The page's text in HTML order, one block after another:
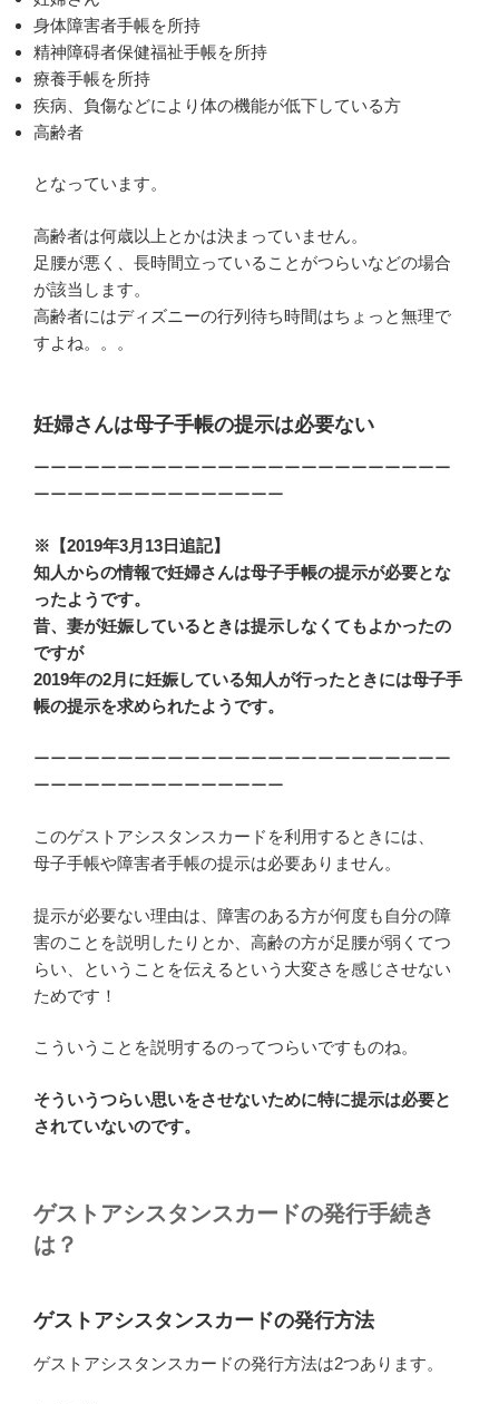
身体障害者手帳を所持
精神障碍者保健福祉手帳を所持
療養手帳を所持
疾病、負傷などにより体の機能が低下している方
高齢者
となっています。
高齢者は何歳以上とかは決まっていません。
足腰が悪く、長時間立っていることがつらいなどの場合
が該当します。
高齢者にはディズニーの行列待ち時間はちょっと無理で
すよね。。。
妊婦さんは母子手帳の提示は必要ない
ーーーーーーーーーーーーーーーーーーーーーーーーー
ーーーーーーーーーーーーーーー
※【2019年3月13日追記】
知人からの情報で妊婦さんは母子手帳の提示が必要とな
ったようです。
昔、妻が妊娠しているときは提示しなくてもよかったの
ですが
2019年の2月に妊娠している知人が行ったときには母子手
帳の提示を求められたようです。
ーーーーーーーーーーーーーーーーーーーーーーーーー
ーーーーーーーーーーーーーーー
このゲストアシスタンスカードを利用するときには、
母子手帳や障害者手帳の提示は必要ありません。
提示が必要ない理由は、障害のある方が何度も自分の障
害のことを説明したりとか、高齢の方が足腰が弱くてつ
らい、ということを伝えるという大変さを感じさせない
ためです！
こういうことを説明するのってつらいですものね。
そういうつらい思いをさせないために特に提示は必要と
されていないのです。
ゲストアシスタンスカードの発行手続き
は？
ゲストアシスタンスカードの発行方法
ゲストアシスタンスカードの発行方法は2つあります。